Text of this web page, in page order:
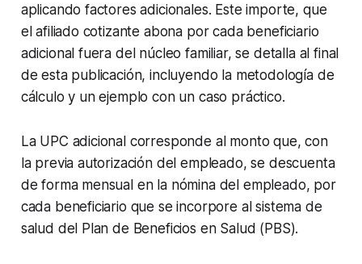
aplicando factores adicionales. Este importe, que
el afiliado cotizante abona por cada beneficiario
adicional fuera del núcleo familiar, se detalla al final
de esta publicación, incluyendo la metodología de
cálculo y un ejemplo con un caso práctico.
La UPC adicional corresponde al monto que, con
la previa autorización del empleado, se descuenta
de forma mensual en la nómina del empleado, por
cada beneficiario que se incorpore al sistema de
salud del Plan de Beneficios en Salud (PBS).